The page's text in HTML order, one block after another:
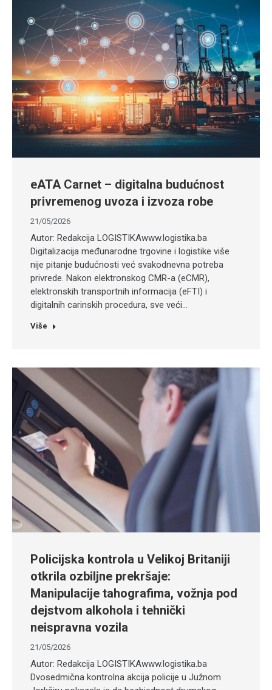
eATA Carnet – digitalna budućnost
privremenog uvoza i izvoza robe
21/05/2026
Autor: Redakcija LOGISTIKAwww.logistika.ba
Digitalizacija međunarodne trgovine i logistike više
nije pitanje budućnosti već svakodnevna potreba
privrede. Nakon elektronskog CMR-a (eCMR),
elektronskih transportnih informacija (eFTI) i
digitalnih carinskih procedura, sve veći…
Više
Policijska kontrola u Velikoj Britaniji
otkrila ozbiljne prekršaje:
Manipulacije tahografima, vožnja pod
dejstvom alkohola i tehnički
neispravna vozila
21/05/2026
Autor: Redakcija LOGISTIKAwww.logistika.ba
Dvosedmična kontrolna akcija policije u Južnom